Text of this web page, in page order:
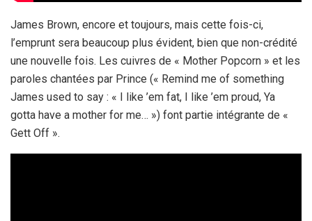
James Brown, encore et toujours, mais cette fois-ci,
l’emprunt sera beaucoup plus évident, bien que non-crédité
une nouvelle fois. Les cuivres de « Mother Popcorn » et les
paroles chantées par Prince (« Remind me of something
James used to say : « I like ’em fat, I like ’em proud, Ya
gotta have a mother for me… ») font partie intégrante de «
Gett Off ».